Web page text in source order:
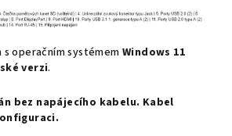
operačním systémem Windows 11
verzi.
bez napájecího kabelu. Kabel